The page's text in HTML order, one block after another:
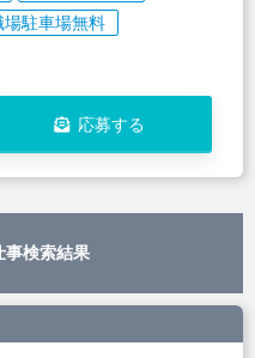
場駐車場無料
応募する
事検索結果